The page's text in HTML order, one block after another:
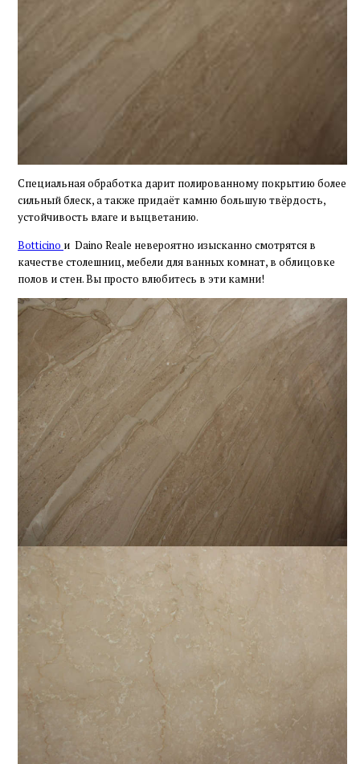
Специальная обработка дарит полированному покрытию более
сильный блеск, а также придаёт камню большую твёрдость,
устойчивость влаге и выцветанию.
Botticino и Daino Reale невероятно изысканно смотрятся в
качестве столешниц, мебели для ванных комнат, в облицовке
полов и стен. Вы просто влюбитесь в эти камни!